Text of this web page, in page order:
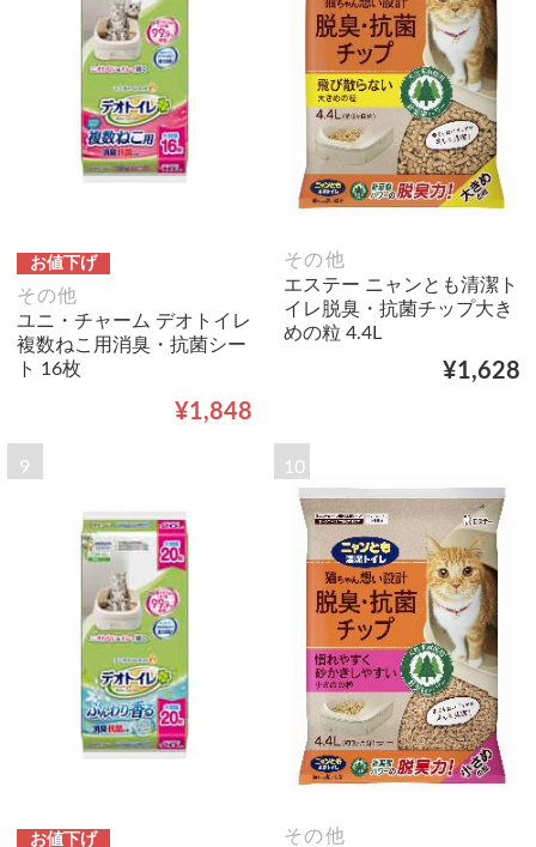
お値下げ
その他
ユニ・チャーム デオトイレ
複数ねこ用消臭・抗菌シー
ト 16枚
¥1,848
その他
エステー ニャンとも清潔ト
イレ脱臭・抗菌チップ大き
めの粒 4.4L
¥1,628
9
お値下げ
10
その他